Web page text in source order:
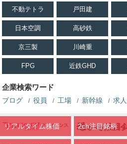
不動テトラ 戸田建
日本空調 高砂鉄
京三製 川崎重
FPG 近鉄GHD
企業検索ワード
ブログ 役員 工場 新幹線 求人
リアルタイム株価 2ch注目銘柄